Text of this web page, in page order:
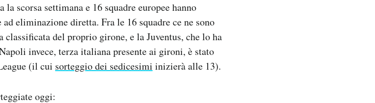
scorsa settimana e 16 squadre europee hanno
eliminazione diretta. Fra le 16 squadre ce ne sono
classificata del proprio girone, e la Juventus, che lo ha
invece, terza italiana presente ai gironi, è stato
(il cui sorteggio dei sedicesimi inizierà alle 13).
oggi: